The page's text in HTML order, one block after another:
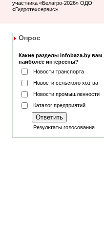
участника «Белагро-2026» ОДО
«Гидротехсервис»
Опрос
Какие разделы infobaza.by вам
наиболее интересны?
Новости транспорта
Новости сельского хоз-ва
Новости промышленности
Каталог предприятий
Результаты голосования